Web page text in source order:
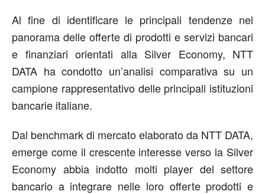
Al fine di identificare le principali tendenze nel
panorama delle offerte di prodotti e servizi bancari
e finanziari orientati alla Silver Economy, NTT
DATA ha condotto un’analisi comparativa su un
campione rappresentativo delle principali istituzioni
bancarie italiane.
Dal benchmark di mercato elaborato da NTT DATA,
emerge come il crescente interesse verso la Silver
Economy abbia indotto molti player del settore
bancario a integrare nelle loro offerte prodotti e